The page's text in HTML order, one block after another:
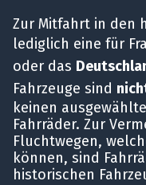
Zur Mitfahrt in den
lediglich eine für
oder das
Fahrzeuge sind
keinen
Fahrräder. Zur
Fluchtwegen,
können, sind
historischen